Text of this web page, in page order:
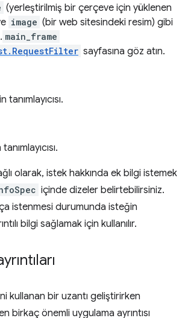
(yerleştirilmiş bir çerçeve için yüklenen
image (bir web sitesindeki resim) gibi
main_frame
sayfasına göz atın.
tanımlayıcısı.
olarak, istek hakkında ek bilgi istemek
içinde dizeler belirtebilirsiniz.
istenmesi durumunda isteğin
bilgi sağlamak için kullanılır.
kullanan bir uzantı geliştirirken
birkaç önemli uygulama ayrıntısı